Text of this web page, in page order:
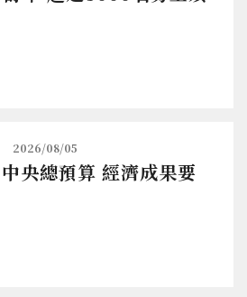
2026/08/05
央總預算 經濟成果要